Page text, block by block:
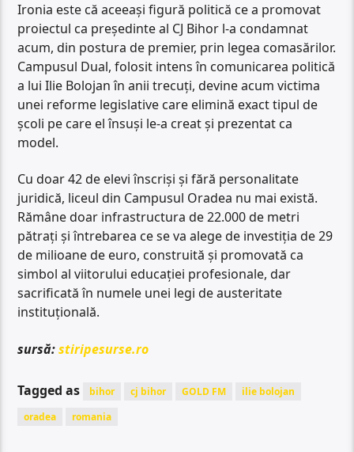
Ironia este că aceeași figură politică ce a promovat
proiectul ca președinte al CJ Bihor l-a condamnat
acum, din postura de premier, prin legea comasărilor.
Campusul Dual, folosit intens în comunicarea politică
a lui Ilie Bolojan în anii trecuți, devine acum victima
unei reforme legislative care elimină exact tipul de
școli pe care el însuși le-a creat și prezentat ca
model.
Cu doar 42 de elevi înscriși și fără personalitate
juridică, liceul din Campusul Oradea nu mai există.
Rămâne doar infrastructura de 22.000 de metri
pătrați și întrebarea ce se va alege de investiția de 29
de milioane de euro, construită și promovată ca
simbol al viitorului educației profesionale, dar
sacrificată în numele unei legi de austeritate
instituțională.
sursă:stiripesurse.ro
Tagged as bihor cj bihor GOLD FM
ilie bolojan
oradea
romania